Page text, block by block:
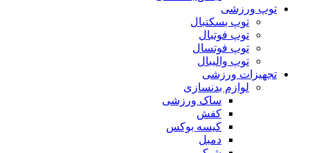
توپ ورزشی
توپ بسکتبال
توپ فوتبال
توپ فوتسال
توپ والیبال
تجهیزات ورزشی
لوازم بدنسازی
ساک ورزشی
کفش
کیسه بوکس
دمبل